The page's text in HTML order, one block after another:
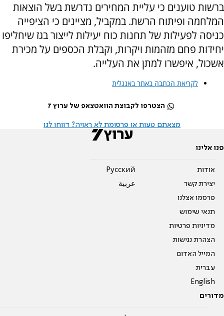
ברשות טוענים כי עליית המחירים נדרשת בשל הוצאות
המלחמה ופיתוח הרשת. במקביל, מציינים כי הציפייה
כניסה לפעילות של תחנות כוח יעילות לייצור בגז שיחליפו
יחידות פחם מזהמות ויקרות, וקבלת הכספים על מכירת
אשכול, איפשרו למתן את העלייה.
לקריאת הכתבה באתר באנגלית
הצטרפו לקבוצת הוואטצאפ של ערוץ 7
מצאתם טעות או פרסומת לא ראויה? דווחו לנו
פנו אלינו
אודות
יצירת קשר
פרסמו אצלנו
תנאי שימוש
מדיניות פרטיות
הצהרת נגישות
המייל האדום
עברית
English
Pусский
عربية
מדורים